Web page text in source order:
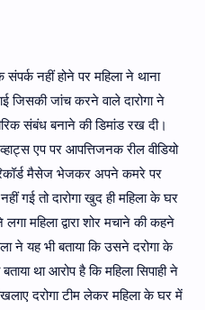
नहीं होने पर महिला ने थाना
जिसकी जांच करने वाले दारोगा ने
संबंध बनाने की डिमांड रख दी।
एप पर आपत्तिजनक रील वीडियो
मैसेज भेजकर अपने कमरे पर
गई तो दारोगा खुद ही महिला के घर
महिला द्वारा शोर मचाने की कहने
ने यह भी बताया कि उसने दरोगा के
था आरोप है कि महिला सिपाही ने
दरोगा टीम लेकर महिला के घर में